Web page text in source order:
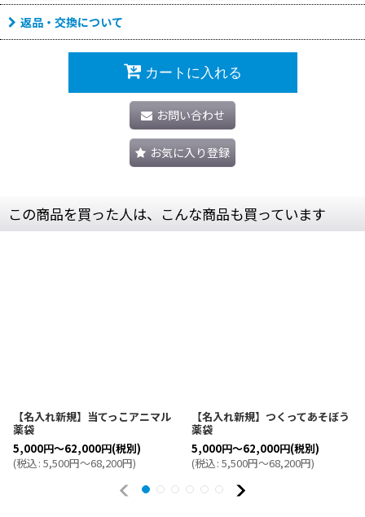
返品・交換について
カートに入れる
お問い合わせ
お気に入り登録
この商品を買った人は、こんな商品も買っています
【名入れ新規】当てっこアニマル
薬袋
5,000円～62,000円(税別)
(税込: 5,500円～68,200円)
【名入れ新規】つくってあそぼう
薬袋
5,000円～62,000円(税別)
(税込: 5,500円～68,200円)